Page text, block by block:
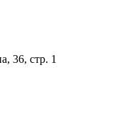
36, стр. 1